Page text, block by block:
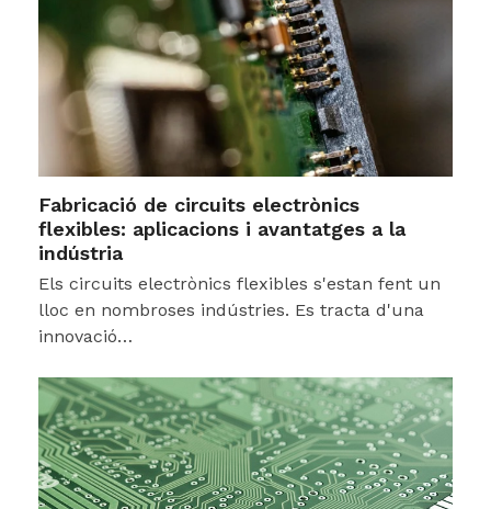
Fabricació de circuits electrònics
flexibles: aplicacions i avantatges a la
indústria
Els circuits electrònics flexibles s'estan fent un
lloc en nombroses indústries. Es tracta d'una
innovació…